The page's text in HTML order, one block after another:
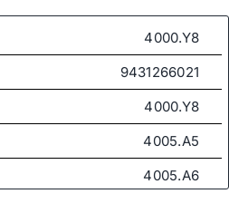
4000.Y8
9431266021
4000.Y8
4005.A5
4005.A6